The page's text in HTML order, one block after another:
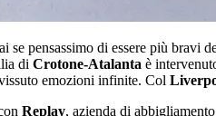
se pensassimo di essere più bravi
di Crotone-Atalanta è
emozioni infinite. Col
Replay, azienda di